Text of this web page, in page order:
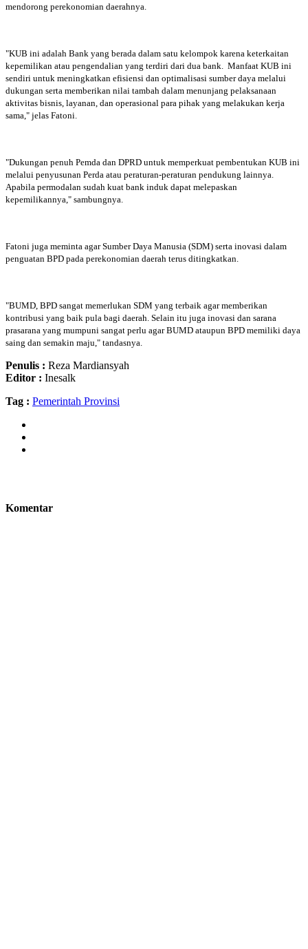
mendorong perekonomian daerahnya.
"KUB ini adalah Bank yang berada dalam satu kelompok karena keterkaitan
kepemilikan atau pengendalian yang terdiri dari dua bank. Manfaat KUB ini
sendiri untuk meningkatkan efisiensi dan optimalisasi sumber daya melalui
dukungan serta memberikan nilai tambah dalam menunjang pelaksanaan
aktivitas bisnis, layanan, dan operasional para pihak yang melakukan kerja
sama," jelas Fatoni.
"Dukungan penuh Pemda dan DPRD untuk memperkuat pembentukan KUB ini
melalui penyusunan Perda atau peraturan-peraturan pendukung lainnya.
Apabila permodalan sudah kuat bank induk dapat melepaskan
kepemilikannya," sambungnya.
Fatoni juga meminta agar Sumber Daya Manusia (SDM) serta inovasi dalam
penguatan BPD pada perekonomian daerah terus ditingkatkan.
"BUMD, BPD sangat memerlukan SDM yang terbaik agar memberikan
kontribusi yang baik pula bagi daerah. Selain itu juga inovasi dan sarana
prasarana yang mumpuni sangat perlu agar BUMD ataupun BPD memiliki daya
saing dan semakin maju," tandasnya.
Penulis : Reza Mardiansyah
Editor : Inesalk
Tag : Pemerintah Provinsi
Komentar